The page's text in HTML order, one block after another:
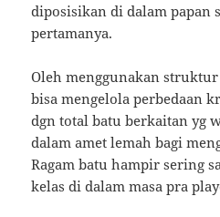
diposisikan di dalam papan
pertamanya.
Oleh menggunakan
bisa mengelola perbedaan
dgn total batu berkaitan yg
dalam amet lemah bagi
Ragam batu hampir sering
kelas di dalam masa pra